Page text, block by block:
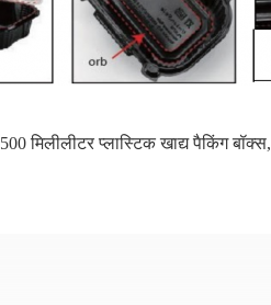
500 मिलीलीटर प्लास्टिक खाद्य पैकिंग बॉक्स,